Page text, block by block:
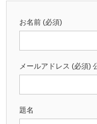
お名前 (必須)
メールアドレス (必須)
題名